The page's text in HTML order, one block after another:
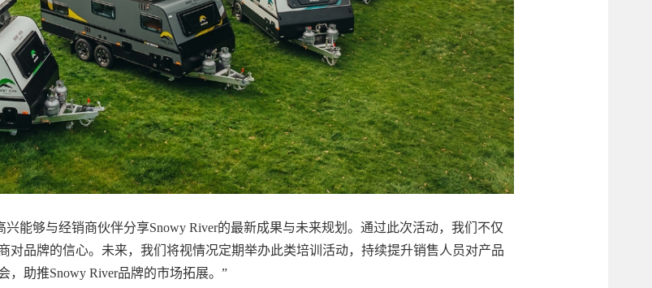
能够与经销商伙伴分享Snowy River的最新成果与未来规划。通过此次活动，我们不仅
对品牌的信心。未来，我们将视情况定期举办此类培训活动，持续提升销售人员对产品
助推Snowy River品牌的市场拓展。”